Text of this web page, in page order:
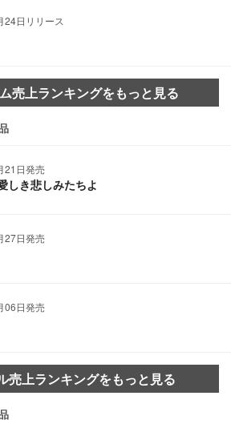
24日リリース
売上ランキングをもっと見る
21日発売
しき悲しみたちよ
27日発売
06日発売
売上ランキングをもっと見る